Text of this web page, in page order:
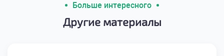
Больше интересного
Другие материалы